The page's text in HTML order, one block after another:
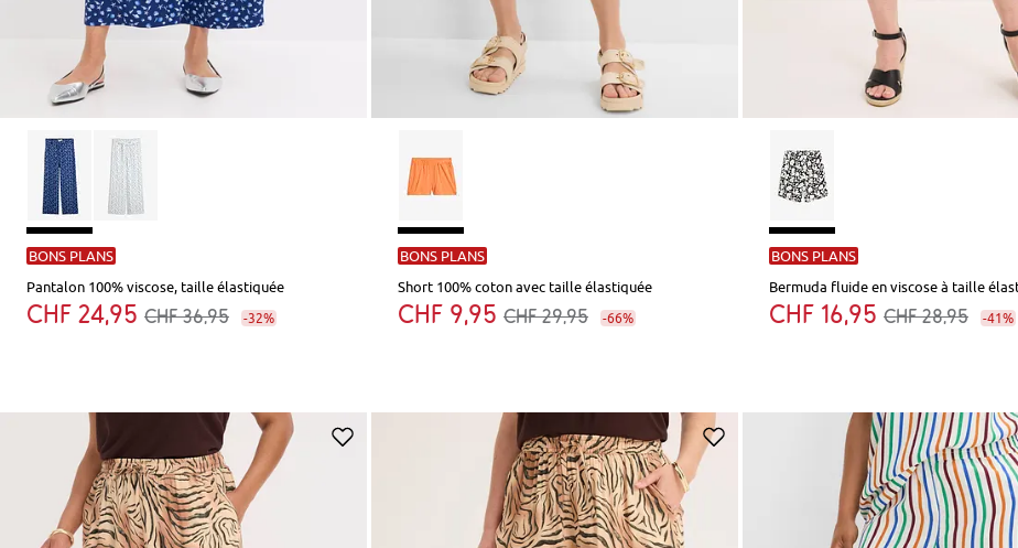
BONS PLANS
Pantalon 100% viscose, taille élastiquée
CHF 24,95 CHF 36,95 -32%
BONS PLANS
Short 100% coton avec taille élastiquée
CHF 9,95 CHF 29,95 -66%
BONS PLANS
Bermuda fluide en viscose à taille
CHF 16,95 CHF 28,95 -41%